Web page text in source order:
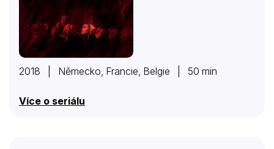
2018 | Německo, Francie, Belgie | 50 min
Více o seriálu